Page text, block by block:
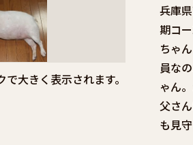
兵庫
期コ
ちゃ
員な
ゃん
父さ
も見
大きく表示されます。